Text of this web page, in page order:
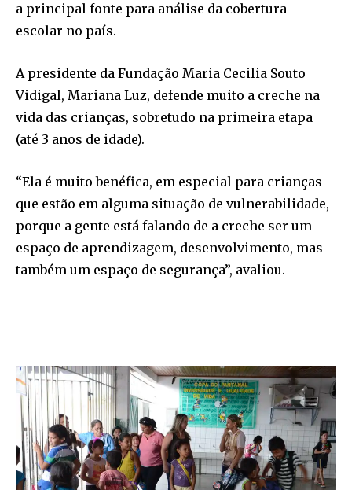
a principal fonte para análise da cobertura
escolar no país.
A presidente da Fundação Maria Cecilia Souto
Vidigal, Mariana Luz, defende muito a creche na
vida das crianças, sobretudo na primeira etapa
(até 3 anos de idade).
“Ela é muito benéfica, em especial para crianças
que estão em alguma situação de vulnerabilidade,
porque a gente está falando de a creche ser um
espaço de aprendizagem, desenvolvimento, mas
também um espaço de segurança”, avaliou.